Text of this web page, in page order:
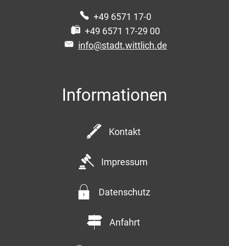
+49 6571 17-0
+49 6571 17-29 00
info@stadt.wittlich.de
Informationen
Kontakt
Impressum
Datenschutz
Anfahrt